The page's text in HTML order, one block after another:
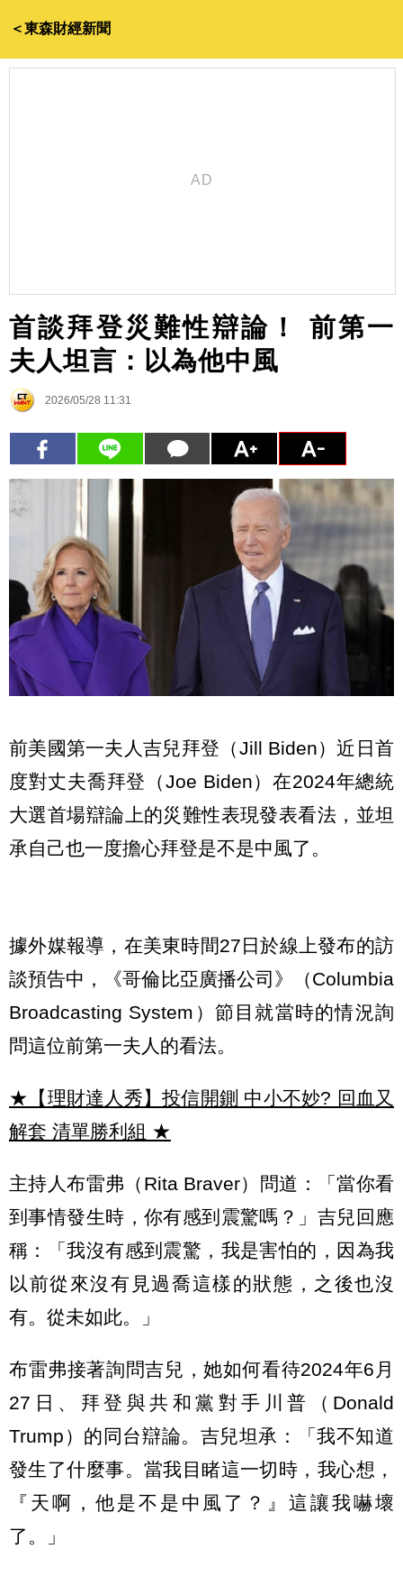
＜東森財經新聞
首談拜登災難性辯論！ 前第一
夫人坦言：以為他中風
2026/05/28 11:31
前美國第一夫人吉兒拜登（Jill Biden）近日首
度對丈夫喬拜登（Joe Biden）在2024年總統
大選首場辯論上的災難性表現發表看法，並坦
承自己也一度擔心拜登是不是中風了。
據外媒報導，在美東時間27日於線上發布的訪
談預告中，《哥倫比亞廣播公司》（Columbia
Broadcasting System）節目就當時的情況詢
問這位前第一夫人的看法。
★【理財達人秀】投信開鍘 中小不妙? 回血又
解套 清單勝利組 ★
主持人布雷弗（Rita Braver）問道：「當你看
到事情發生時，你有感到震驚嗎？」吉兒回應
稱：「我沒有感到震驚，我是害怕的，因為我
以前從來沒有見過喬這樣的狀態，之後也沒
有。從未如此。」
布雷弗接著詢問吉兒，她如何看待2024年6月
27日、拜登與共和黨對手川普（Donald
Trump）的同台辯論。吉兒坦承：「我不知道
發生了什麼事。當我目睹這一切時，我心想，
『天啊，他是不是中風了？』這讓我嚇壞
了。」